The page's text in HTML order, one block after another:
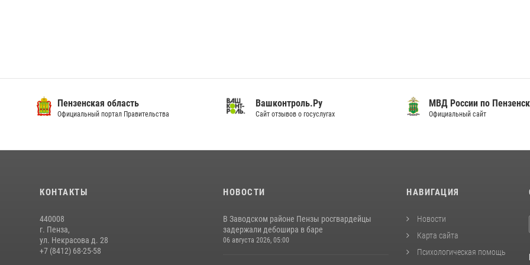
Пензенская область
Официальный портал Правительства
Вашконтроль.Ру
Сайт отзывов о госуслугах
МВД России по
Официальный сайт
КОНТАКТЫ
440008
г. Пенза,
ул. Некрасова д. 28
+7 (8412) 68-25-58
НОВОСТИ
В Заводском районе Пензы росгвардейцы
задержали дебошира в баре
06 августа 2026, 05:00
НАВИГАЦИЯ
Новости
Карта сайта
Психологическая помощь